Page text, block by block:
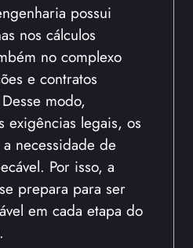
possui
nos cálculos
no complexo
e contratos
modo,
exigências legais, os
necessidade de
Por isso, a
prepara para ser
em cada etapa do